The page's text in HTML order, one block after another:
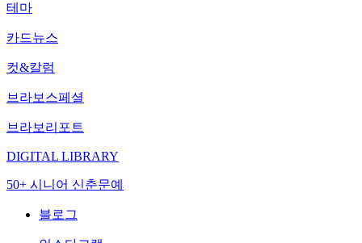
테마
카드뉴스
컷&칼럼
브라보스페셜
브라보리포트
DIGITAL LIBRARY
50+ 시니어 신춘문예
블로그